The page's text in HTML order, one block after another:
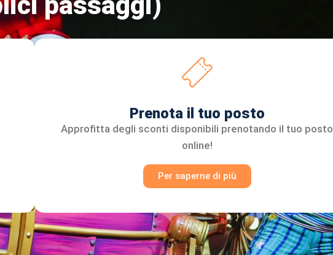
Prenota il tuo posto
Approfitta degli sconti disponibili prenotando il tuo posto
online!
Per saperne di più